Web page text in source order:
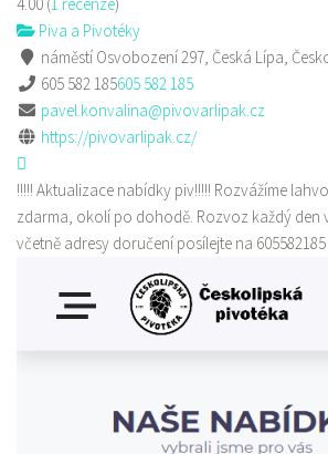
Piva a Pivotéky
náměstí Osvobození 297, Česká Lípa,
605 582 185605 582 185
pavel.konvalina@pivovarlipak.cz
https://pivovarlipak.cz/
!!!!! Aktualizace nabídky piv!!!!! Rozvážíme
zdarma, okolí po dohodě. Rozvoz každý den
včetně adresy doručení posílejte na